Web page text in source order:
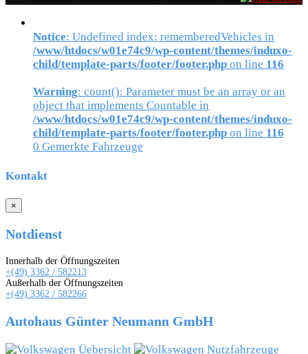
Notice: Undefined index: rememberedVehicles in
/www/htdocs/w01e74c9/wp-content/themes/induxo-
child/template-parts/footer/footer.php on line 116
Warning: count(): Parameter must be an array or an
object that implements Countable in
/www/htdocs/w01e74c9/wp-content/themes/induxo-
child/template-parts/footer/footer.php on line 116
0 Gemerkte Fahrzeuge
Kontakt
×
Notdienst
Innerhalb der Öffnungszeiten
+(49) 3362 / 582213
Außerhalb der Öffnungszeiten
+(49) 3362 / 582266
Autohaus Günter Neumann GmbH